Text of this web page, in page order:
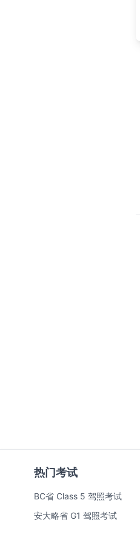
热门考试
BC省 Class 5 驾照考试
安大略省 G1 驾照考试